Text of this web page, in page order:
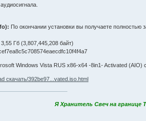
По окончании установки вы получаете
3,55 Гб (3,807,445,208 байт)
Windows Vista RUS x86-x64 -8in1- Activated (AIO)
скачать/392be97...vated.iso.html
Я Хранитель Свеч на границе